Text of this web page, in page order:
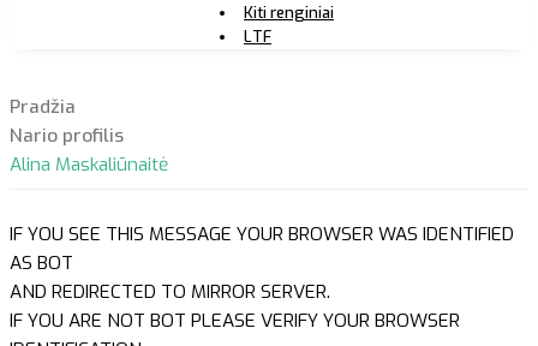
Kiti renginiai
LTF
Pradžia
Nario profilis
Alina Maskaliūnaitė
IF YOU SEE THIS MESSAGE YOUR BROWSER WAS IDENTIFIED
AS BOT
AND REDIRECTED TO MIRROR SERVER.
IF YOU ARE NOT BOT PLEASE VERIFY YOUR BROWSER